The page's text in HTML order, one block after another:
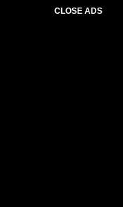
CLOSE ADS